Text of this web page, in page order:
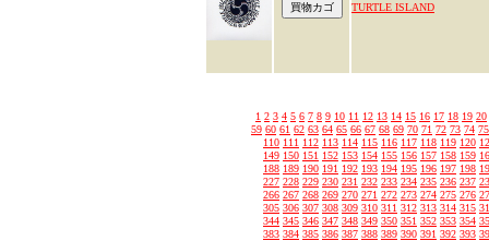
TURTLE ISLAND
1 2 3 4 5 6 7 8 9 10 11 12 13 14 15 16 17 18 19 20
59 60 61 62 63 64 65 66 67 68 69 70 71 72 73 74 75
110 111 112 113 114 115 116 117 118 119 120
149 150 151 152 153 154 155 156 157 158 159
188 189 190 191 192 193 194 195 196 197 198
227 228 229 230 231 232 233 234 235 236 237
266 267 268 269 270 271 272 273 274 275 276
305 306 307 308 309 310 311 312 313 314 315
344 345 346 347 348 349 350 351 352 353 354
383 384 385 386 387 388 389 390 391 392 393